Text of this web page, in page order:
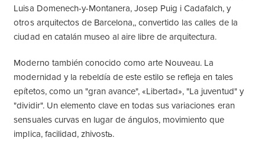
Luisa Domenech-y-Montanera, Josep Puig i Cadafalch, y
otros arquitectos de Barcelona,, convertido las calles de la
ciudad en catalán museo al aire libre de arquitectura.
Moderno también conocido como arte Nouveau. La
modernidad y la rebeldía de este estilo se refleja en tales
epítetos, como un "gran avance", «Libertad», "La juventud" y
"dividir". Un elemento clave en todas sus variaciones eran
sensuales curvas en lugar de ángulos, movimiento que
implica, facilidad, zhivostь.